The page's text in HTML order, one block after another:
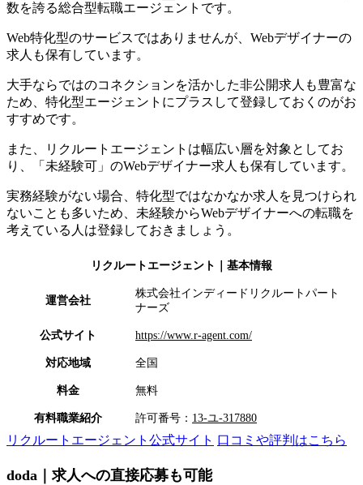
数を誇る総合型転職エージェントです。
Web特化型のサービスではありませんが、Webデザイナーの
求人も保有しています。
大手ならではのコネクションを活かした非公開求人も豊富な
ため、特化型エージェントにプラスして登録しておくのがお
すすめです。
また、
リクルートエージェントは幅広い層を対象としてお
り、「未経験可」のWebデザイナー求人も保有しています。
実務経験がない場合、特化型ではなかなか求人を見つけられ
ないことも多いため、未経験からWebデザイナーへの転職を
考えている人は登録しておきましょう。
リクルートエージェント ｜基本情報
運営会社
株式会社インディードリクルートパート
ナーズ
公式サイト https://www.r-agent.com/
対応地域 全国
料金 無料
有料職業紹介 許可番号： 13-ユ-317880
リクルートエージェント公式サイト 口コミや評判はこちら
doda｜求人への直接応募も可能